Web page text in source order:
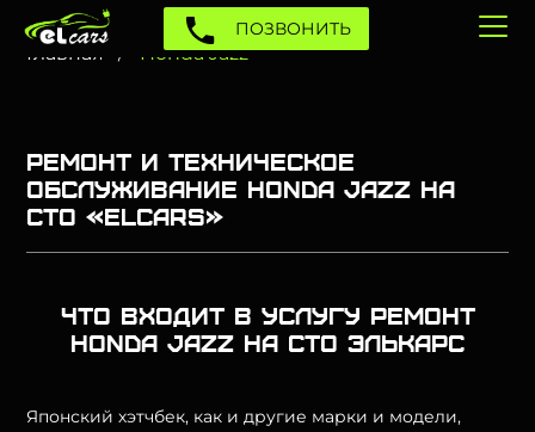
ПОЗВОНИТЬ
Главная Honda Jazz
Ремонт и техническое
обслуживание Honda Jazz на
СТО «Elcars»
Что входит в услугу ремонт
Honda Jazz на СТО Элькарс
Японский хэтчбек, как и другие марки и модели,